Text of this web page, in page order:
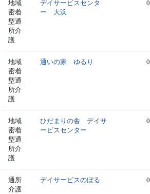
地域
密着
型通
所介
護
デイサービスセンタ
ー 大浜
0
地域
密着
型通
所介
護
通いの家 ゆるり 0
地域
密着
型通
所介
護
ひだまりの舎 デイサ
ービスセンター
0
通所
介護
デイサービスのぼる 0